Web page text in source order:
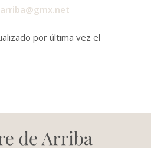
por última vez el